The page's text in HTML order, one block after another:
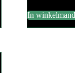
In winkelmand